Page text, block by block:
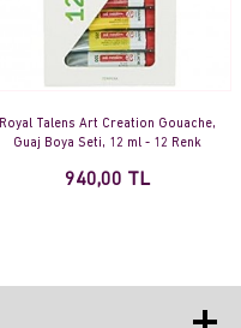
Royal Talens Art Creation Gouache,
Guaj Boya Seti, 12 ml - 12 Renk
940,00 TL